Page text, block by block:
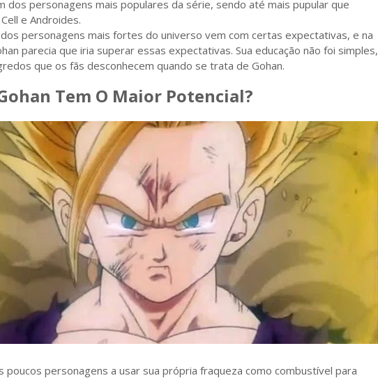
dos personagens mais populares da série, sendo até mais pupular que
e Androides.
personagens mais fortes do universo vem com certas expectativas, e na
parecia que iria superar essas expectativas. Sua educação não foi simples,
que os fãs desconhecem quando se trata de Gohan.
Tem O Maior Potencial?
poucos personagens a usar sua própria fraqueza como combustível para